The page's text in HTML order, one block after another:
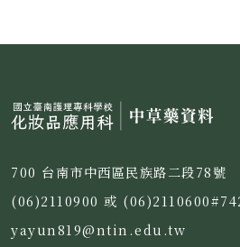
700 台南市中西區民族路二段78號
(06)2110900 或
yayun819@ntin.edu.tw